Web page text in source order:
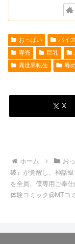
おっぱい パイ
専売
巨乳
異世界転生
辱め
X
ホーム お
破』が覚醒し、神話
を全員、僕専用ご奉
体験コミック@MTコ